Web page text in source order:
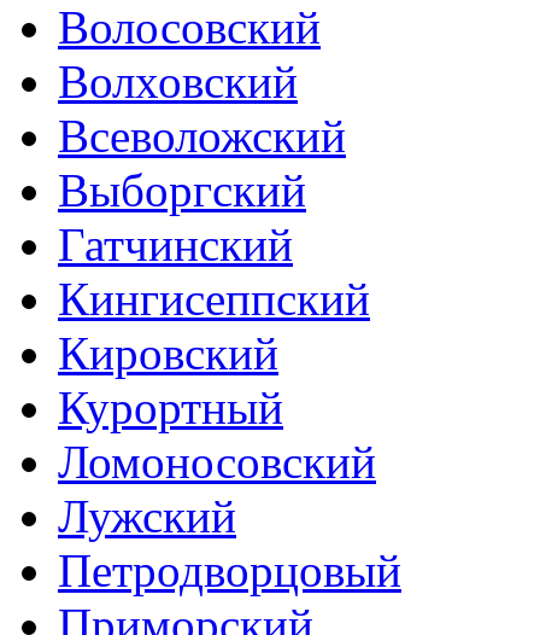
Волосовский
Волховский
Всеволожский
Выборгский
Гатчинский
Кингисеппский
Кировский
Курортный
Ломоносовский
Лужский
Петродворцовый